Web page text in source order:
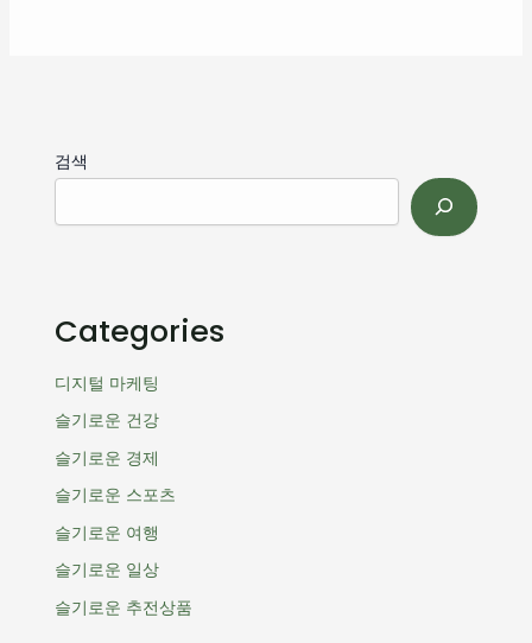
검색
Categories
디지털 마케팅
슬기로운 건강
슬기로운 경제
슬기로운 스포츠
슬기로운 여행
슬기로운 일상
슬기로운 추전상품